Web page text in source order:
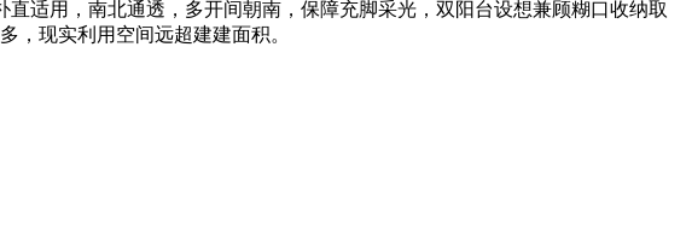
适用，南北通透，多开间朝南，保障充脚采光，双阳台设想兼顾糊口收纳取
，现实利用空间远超建建面积。